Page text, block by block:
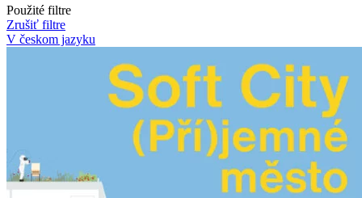
Použité filtre
Zrušiť filtre
V českom jazyku